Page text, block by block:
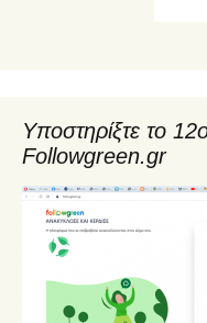
Υποστηρίξτε το
Followgreen.gr